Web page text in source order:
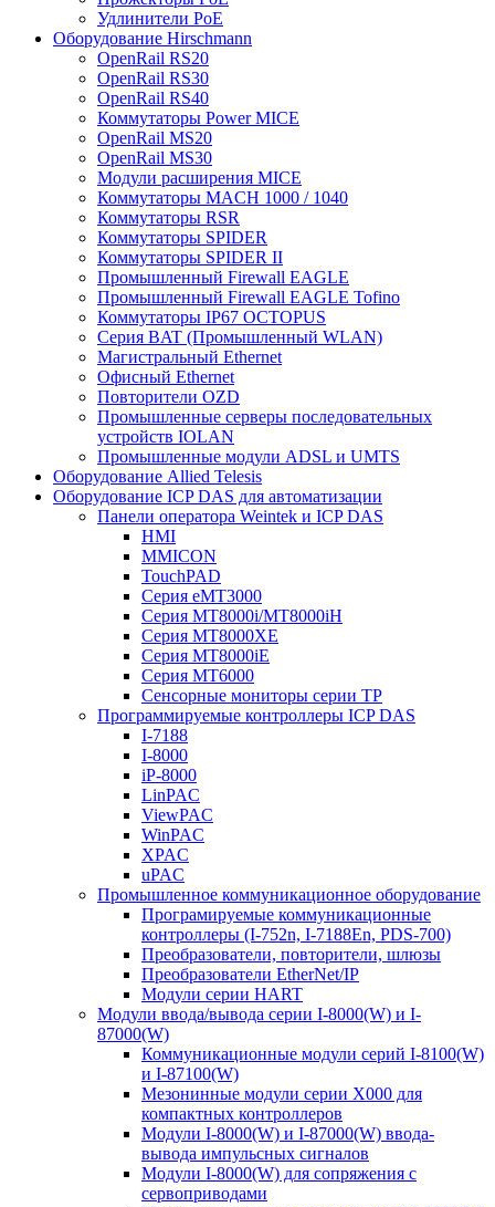
Удлинители PoE
Оборудование Hirschmann
OpenRail RS20
OpenRail RS30
OpenRail RS40
Коммутаторы Power MICE
OpenRail MS20
OpenRail MS30
Модули расширения MICE
Коммутаторы MACH 1000 / 1040
Коммутаторы RSR
Коммутаторы SPIDER
Коммутаторы SPIDER II
Промышленный Firewall EAGLE
Промышленный Firewall EAGLE Tofino
Коммутаторы IP67 OCTOPUS
Серия BAT (Промышленный WLAN)
Магистральный Ethernet
Офисный Ethernet
Повторители OZD
Промышленные серверы последовательных
устройств IOLAN
Промышленные модули ADSL и UMTS
Оборудование Allied Telesis
Оборудование ICP DAS для автоматизации
Панели оператора Weintek и ICP DAS
HMI
MMICON
TouchPAD
Серия eMT3000
Серия MT8000i/MT8000iH
Серия MT8000XE
Серия MT8000iE
Серия MT6000
Сенсорные мониторы серии TP
Программируемые контроллеры ICP DAS
I-7188
I-8000
iP-8000
LinPAC
ViewPAC
WinPAC
XPAC
uPAC
Промышленное коммуникационное оборудование
Програмируемые коммуникационные
контроллеры (I-752n, I-7188En, PDS-700)
Преобразователи, повторители, шлюзы
Преобразователи EtherNet/IP
Модули серии HART
Модули ввода/вывода серии I-8000(W) и I-
87000(W)
Коммуникационные модули серий I-8100(W)
и I-87100(W)
Мезонинные модули серии X000 для
компактных контроллеров
Модули I-8000(W) и I-87000(W) ввода-
вывода импульсных сигналов
Модули I-8000(W) для сопряжения с
сервоприводами